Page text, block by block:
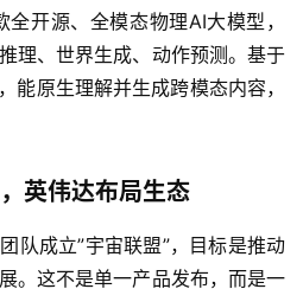
开源、全模态物理AI大模型，
理、世界生成、动作预测。基于
能原生理解并生成跨模态内容，
英伟达布局生态
队成立”宇宙联盟”，目标是推动
。这不是单一产品发布，而是一